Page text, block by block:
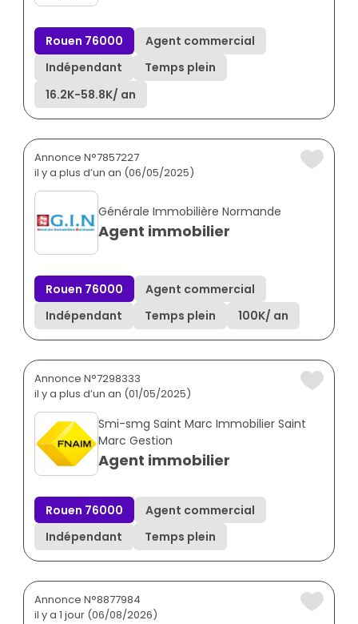
Rouen 76000
Agent commercial
Indépendant
Temps plein
16.2K-58.8K/ an
Annonce N°7857227
il y a plus d’un an (06/05/2025)
Générale Immobilière Normande
Agent immobilier
Rouen 76000
Agent commercial
Indépendant
Temps plein 100K/ an
Annonce N°7298333
il y a plus d’un an (01/05/2025)
Smi-smg Saint Marc Immobilier Saint
Marc Gestion
Agent immobilier
Rouen 76000
Agent commercial
Indépendant
Temps plein
Annonce N°8877984
il y a 1 jour (06/08/2026)